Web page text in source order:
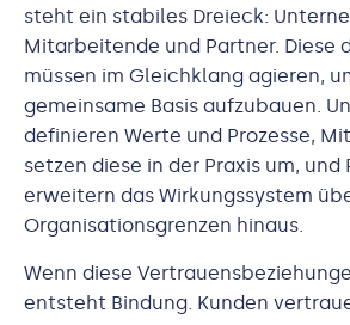
steht ein stabiles Dreieck:
Mitarbeitende und Partner. Diese
müssen im Gleichklang agieren,
gemeinsame Basis aufzubauen.
definieren Werte und Prozesse,
setzen diese in der Praxis um, und
erweitern das Wirkungssystem
Organisationsgrenzen hinaus.
Wenn diese
entsteht Bindung. Kunden